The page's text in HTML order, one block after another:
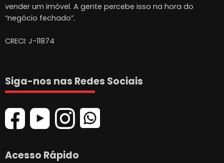
vender um imóvel. A gente percebe isso na hora do
“negócio fechado”.
CRECI: J-11874
Siga-nos nas Redes Sociais
Acesso Rápido